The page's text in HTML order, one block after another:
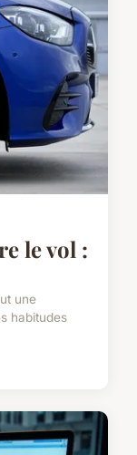
le vol :
une
habitudes